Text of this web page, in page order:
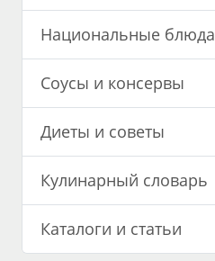
Национальные блюда
Соусы и консервы
Диеты и советы
Кулинарный словарь
Каталоги и статьи